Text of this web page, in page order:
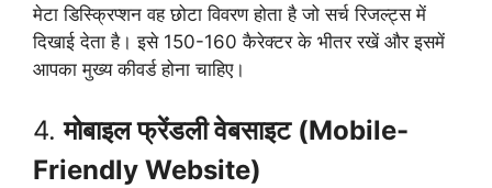
मेटा डिस्क्रिप्शन वह छोटा विवरण होता है जो सर्च रिजल्ट्स में
दिखाई देता है। इसे 150-160 कैरेक्टर के भीतर रखें और इसमें
आपका मुख्य कीवर्ड होना चाहिए।
4.मोबाइल फ्रेंडली वेबसाइट (Mobile-
Friendly Website)